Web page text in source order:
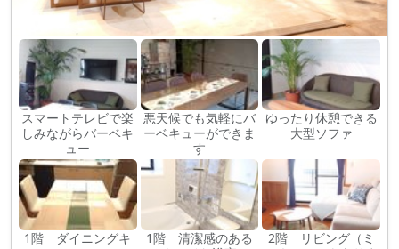
スマートテレビで楽
しみながらバーベキ
ュー
悪天候でも気軽にバ
ーベキューができま
す
ゆったり休憩できる
大型ソファ
1階 ダイニングキ
1階 清潔感のある
2階 リビング（ミ